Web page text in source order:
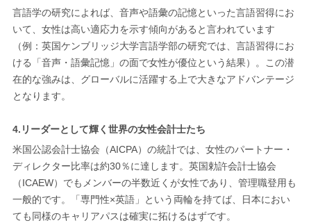
言語学の研究によれば、音声や語彙の記憶といった言語習得にお
いて、女性は高い適応力を示す傾向があると言われています
（例：英国ケンブリッジ大学言語学部の研究では、言語習得にお
ける「音声・語彙記憶」の面で女性が優位という結果）。この潜
在的な強みは、グローバルに活躍する上で大きなアドバンテージ
となります。
4.リーダーとして輝く世界の女性会計士たち
米国公認会計士協会（AICPA）の統計では、女性のパートナー・
ディレクター比率は約30％に達します。英国勅許会計士協会
（ICAEW）でもメンバーの半数近くが女性であり、管理職登用も
一般的です。「専門性×英語」という両輪を持てば、日本におい
ても同様のキャリアパスは確実に拓けるはずです。